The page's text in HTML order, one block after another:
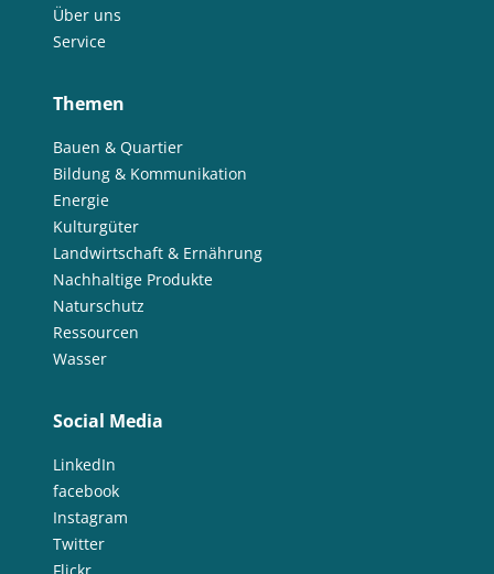
Über uns
Service
Themen
Bauen & Quartier
Bildung & Kommunikation
Energie
Kulturgüter
Landwirtschaft & Ernährung
Nachhaltige Produkte
Naturschutz
Ressourcen
Wasser
Social Media
LinkedIn
facebook
Instagram
Twitter